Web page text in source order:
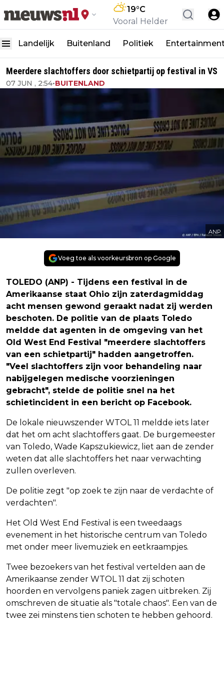
19°C
Vooral Helder
Landelijk Buitenland Politiek
Meerdere slachtoffers door schietpartij op festival in VS
07 JUN , 2:54•BUITENLAND
ANP
Voeg toe als voorkeursbron op Google
TOLEDO (ANP) - Tijdens een festival in de
Amerikaanse staat Ohio zijn zaterdagmiddag
acht mensen gewond geraakt nadat zij werden
beschoten. De politie van de plaats Toledo
meldde dat agenten in de omgeving van het
Old West End Festival "meerdere slachtoffers
van een schietpartij" hadden aangetroffen.
"Veel slachtoffers zijn voor behandeling naar
nabijgelegen medische voorzieningen
gebracht", stelde de politie snel na het
schietincident in een bericht op Facebook.
De lokale nieuwszender WTOL 11 meldde iets later
dat het om acht slachtoffers gaat. De burgemeester
van Toledo, Wade Kapszukiewicz, liet aan de zender
weten dat alle slachtoffers het naar verwachting
zullen overleven.
De politie zegt "op zoek te zijn naar de verdachte of
verdachten".
Het Old West End Festival is een tweedaags
evenement in het historische centrum van Toledo
met onder meer livemuziek en eetkraampjes.
Twee bezoekers van het festival vertelden aan de
Amerikaanse zender WTOL 11 dat zij schoten
hoorden en vervolgens paniek zagen uitbreken. Zij
omschreven de situatie als "totale chaos". Een van de
twee zei minstens tien schoten te hebben gehoord.